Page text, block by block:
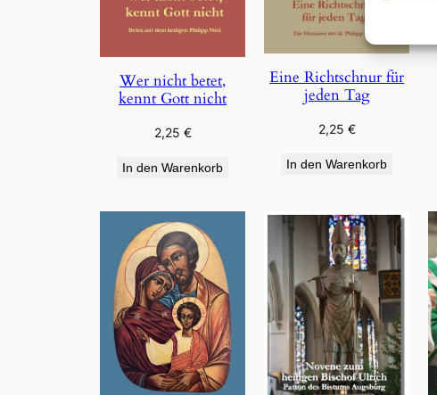
Wer nicht betet,
kennt Gott nicht
2,25 €
In den Warenkorb
Eine Richtschnur für
jeden Tag
2,25 €
In den Warenkorb